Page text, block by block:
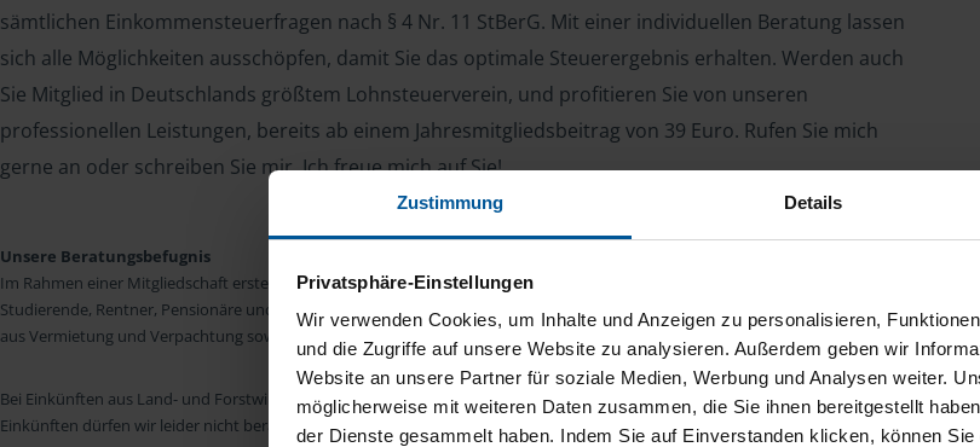
Zustimmung Details
Privatsphäre-Einstellungen
Wir verwenden Cookies, um Inhalte und Anzeigen zu personalisieren,
und die Zugriffe auf unsere Website zu analysieren. Außerdem geben wir
Website an unsere Partner für soziale Medien, Werbung und Analysen weiter.
möglicherweise mit weiteren Daten zusammen, die Sie ihnen bereitgestellt
der Dienste gesammelt haben. Indem Sie auf Einverstanden klicken, können
sämtlichen Einkommensteuerfragen nach § 4 Nr. 11 StBerG. Mit einer individuellen Beratung lassen
sich alle Möglichkeiten ausschöpfen, damit Sie das optimale Steuerergebnis erhalten. Werden auch
Sie Mitglied in Deutschlands größtem Lohnsteuerverein, und profitieren Sie von unseren
professionellen Leistungen, bereits ab einem Jahresmitgliedsbeitrag von 39 Euro. Rufen Sie mich
gerne an oder schreiben Sie mir. Ich freue mich auf Sie!
Unsere Beratungsbefugnis
Im Rahmen einer Mitgliedschaft erstellen wir die Einkommensteuererklärung für Arbeitnehmer, Beamte, Auszubildende,
Studierende, Rentner, Pensionäre und Unterhaltsempfänger nach § 4 Nr. 11 Steuerberatungsgesetz (StBerG). Auch bei Einkünften
aus Vermietung und Verpachtung sowie Kapitalerträgen sind wir in vielen Fällen der geeignete Dienstleister für Sie.
Bei Einkünften aus Land- und Forstwirtschaft, aus Gewerbebetrieb, aus selbstständiger Tätigkeit und umsatzsteuerpflichtigen
Einkünften dürfen wir leider nicht beraten.